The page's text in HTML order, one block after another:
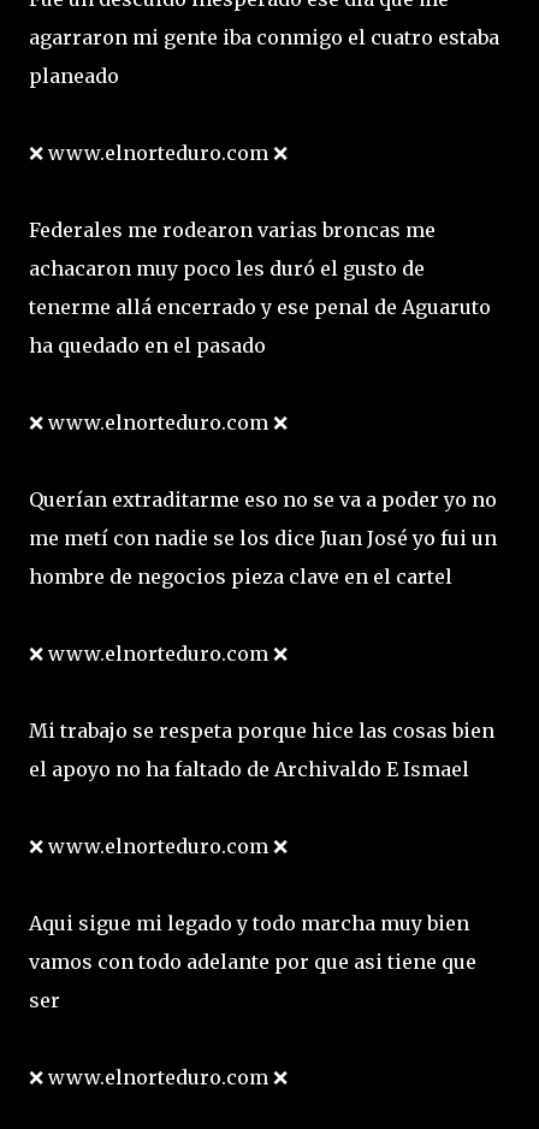
agarraron mi gente iba conmigo el cuatro estaba
planeado
❌ www.elnorteduro.com ❌
Federales me rodearon varias broncas me
achacaron muy poco les duró el gusto de
tenerme allá encerrado y ese penal de Aguaruto
ha quedado en el pasado
❌ www.elnorteduro.com ❌
Querían extraditarme eso no se va a poder yo no
me metí con nadie se los dice Juan José yo fui un
hombre de negocios pieza clave en el cartel
❌ www.elnorteduro.com ❌
Mi trabajo se respeta porque hice las cosas bien
el apoyo no ha faltado de Archivaldo E Ismael
❌ www.elnorteduro.com ❌
Aqui sigue mi legado y todo marcha muy bien
vamos con todo adelante por que asi tiene que
ser
❌ www.elnorteduro.com ❌